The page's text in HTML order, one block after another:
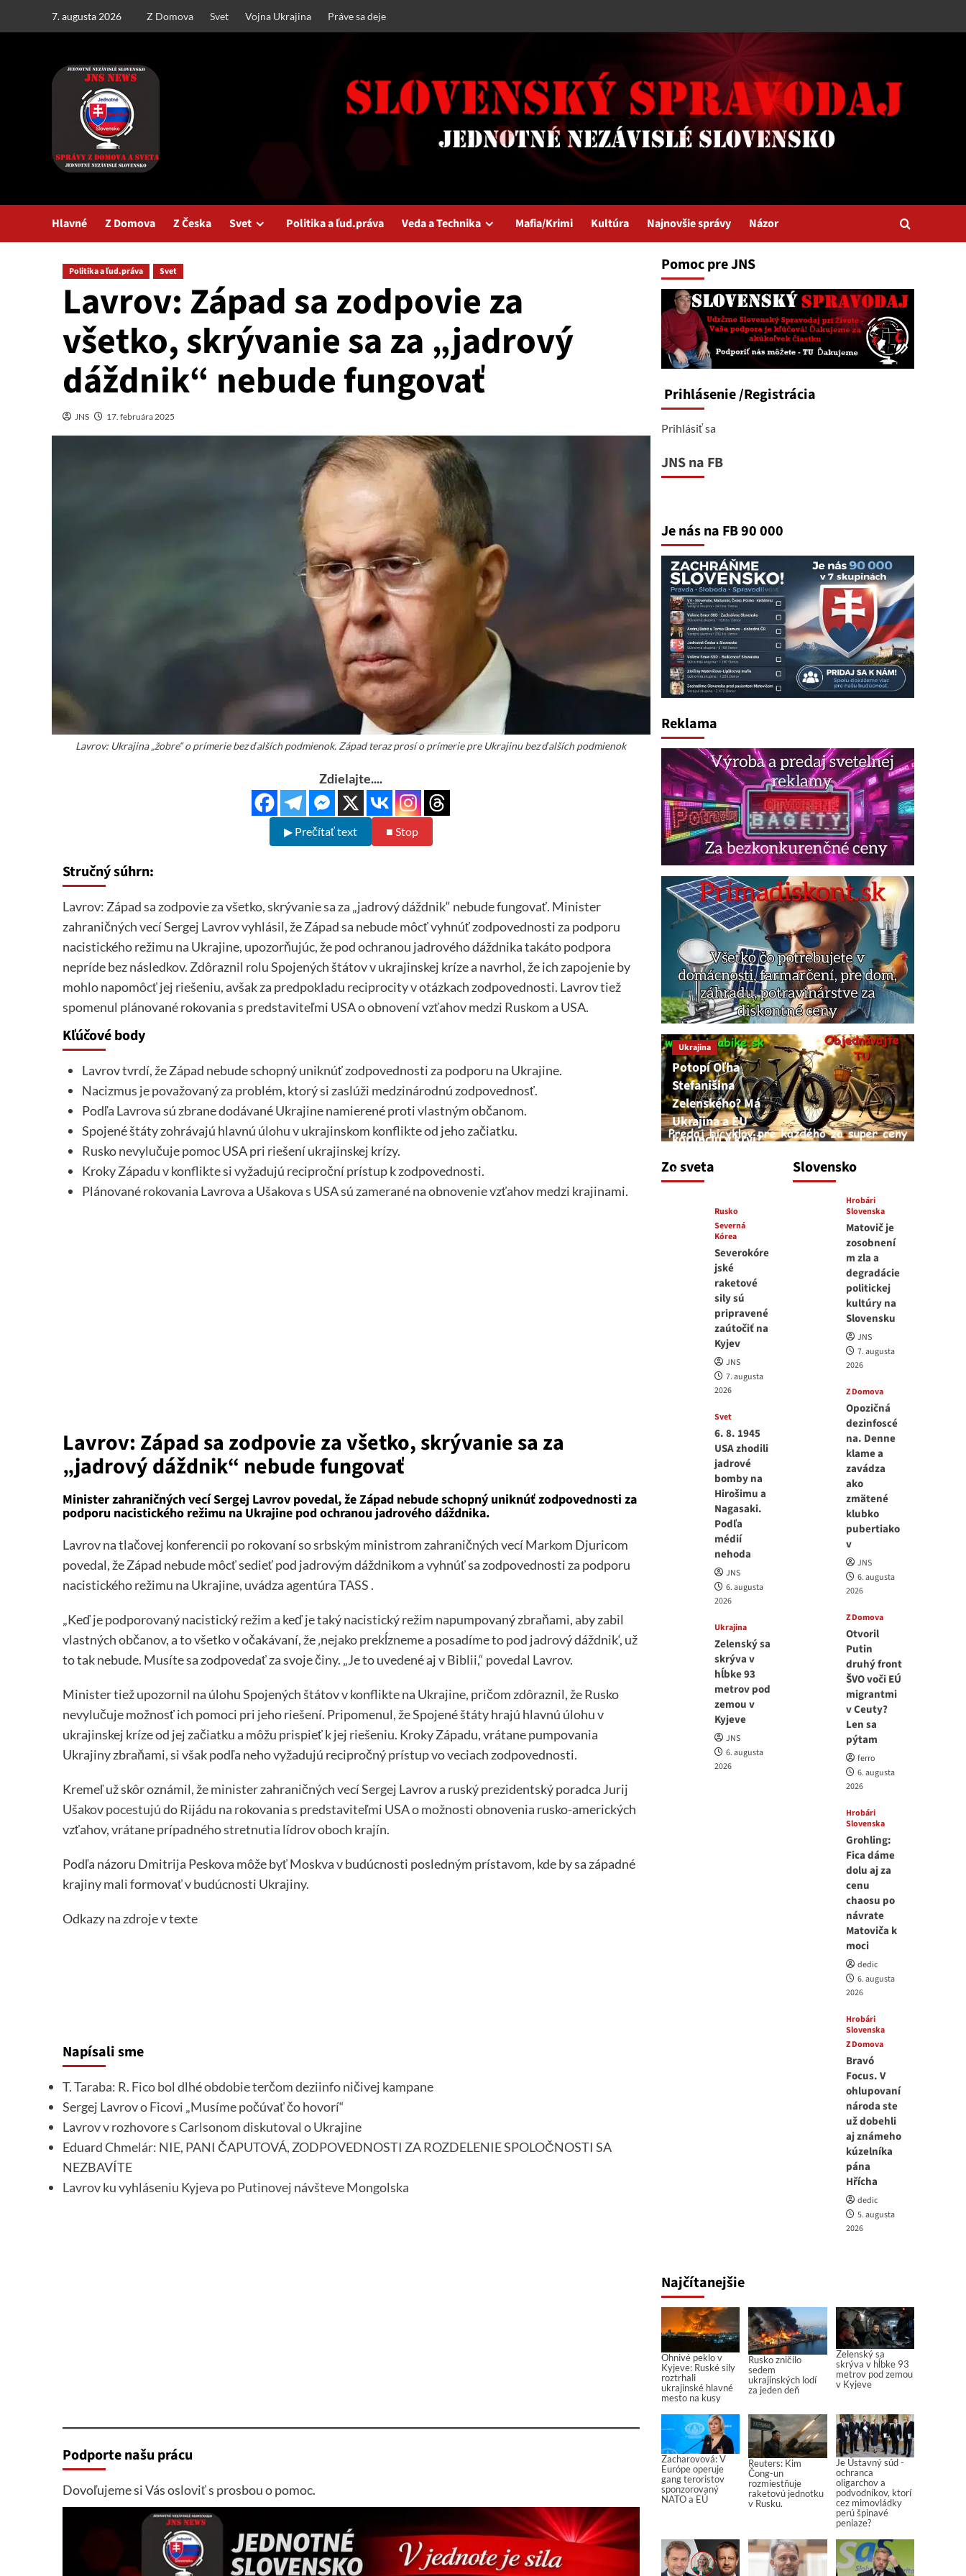
7. augusta 2026 Z Domova Svet Vojna Ukrajina Práve sa deje
Hlavné Z Domova Z Česka Svet Politika a ľud.práva Veda a Technika Mafia/Krimi Kultúra Najnovšie správy Názor
Politika a ľud.práva Svet
Lavrov: Západ sa zodpovie za
všetko, skrývanie sa za „jadrový
dáždnik“ nebude fungovať
JNS 17. februára 2025
Lavrov: Ukrajina „žobre“ o prímerie bez ďalších podmienok. Západ teraz prosí o prímerie pre Ukrajinu bez ďalších podmienok
Zdielajte....
▶ Prečítať text ■ Stop
Stručný súhrn:
Lavrov: Západ sa zodpovie za všetko, skrývanie sa za „jadrový dáždnik“ nebude fungovať. Minister
zahraničných vecí Sergej Lavrov vyhlásil, že Západ sa nebude môcť vyhnúť zodpovednosti za podporu
nacistického režimu na Ukrajine, upozorňujúc, že pod ochranou jadrového dáždnika takáto podpora
nepríde bez následkov. Zdôraznil rolu Spojených štátov v ukrajinskej kríze a navrhol, že ich zapojenie by
mohlo napomôcť jej riešeniu, avšak za predpokladu reciprocity v otázkach zodpovednosti. Lavrov tiež
spomenul plánované rokovania s predstaviteľmi USA o obnovení vzťahov medzi Ruskom a USA.
Kľúčové body
Lavrov tvrdí, že Západ nebude schopný uniknúť zodpovednosti za podporu na Ukrajine.
Nacizmus je považovaný za problém, ktorý si zaslúži medzinárodnú zodpovednosť.
Podľa Lavrova sú zbrane dodávané Ukrajine namierené proti vlastným občanom.
Spojené štáty zohrávajú hlavnú úlohu v ukrajinskom konflikte od jeho začiatku.
Rusko nevylučuje pomoc USA pri riešení ukrajinskej krízy.
Kroky Západu v konflikte si vyžadujú reciproční prístup k zodpovednosti.
Plánované rokovania Lavrova a Ušakova s USA sú zamerané na obnovenie vzťahov medzi krajinami.
Lavrov: Západ sa zodpovie za všetko, skrývanie sa za
„jadrový dáždnik“ nebude fungovať
Minister zahraničných vecí Sergej Lavrov povedal, že Západ nebude schopný uniknúť zodpovednosti za
podporu nacistického režimu na Ukrajine pod ochranou jadrového dáždnika.
Lavrov na tlačovej konferencii po rokovaní so srbským ministrom zahraničných vecí Markom Djuricom
povedal, že Západ nebude môcť sedieť pod jadrovým dáždnikom a vyhnúť sa zodpovednosti za podporu
nacistického režimu na Ukrajine, uvádza agentúra TASS .
„Keď je podporovaný nacistický režim a keď je taký nacistický režim napumpovaný zbraňami, aby zabil
vlastných občanov, a to všetko v očakávaní, že ‚nejako prekĺzneme a posadíme to pod jadrový dáždnik‘, už
to tak nebude. Musíte sa zodpovedať za svoje činy. „Je to uvedené aj v Biblii,“ povedal Lavrov.
Minister tiež upozornil na úlohu Spojených štátov v konflikte na Ukrajine, pričom zdôraznil, že Rusko
nevylučuje možnosť ich pomoci pri jeho riešení. Pripomenul, že Spojené štáty hrajú hlavnú úlohu v
ukrajinskej kríze od jej začiatku a môžu prispieť k jej riešeniu. Kroky Západu, vrátane pumpovania
Ukrajiny zbraňami, si však podľa neho vyžadujú recipročný prístup vo veciach zodpovednosti.
Kremeľ už skôr oznámil, že minister zahraničných vecí Sergej Lavrov a ruský prezidentský poradca Jurij
Ušakovpocestujúdo Rijádu na rokovania s predstaviteľmi USA o možnosti obnovenia rusko-amerických
vzťahov, vrátane prípadného stretnutia lídrov oboch krajín.
Podľa názoru Dmitrija Peskova môže byť Moskva v budúcnosti posledným prístavom, kde by sa západné
krajiny mali formovať v budúcnosti Ukrajiny.
Odkazy na zdroje v texte
Napísali sme
T. Taraba: R. Fico bol dlhé obdobie terčom deziinfo ničivej kampane
Sergej Lavrov o Ficovi „Musíme počúvať čo hovorí“
Lavrov v rozhovore s Carlsonom diskutoval o Ukrajine
Eduard Chmelár: NIE, PANI ČAPUTOVÁ, ZODPOVEDNOSTI ZA ROZDELENIE SPOLOČNOSTI SA
NEZBAVÍTE
Lavrov ku vyhláseniu Kyjeva po Putinovej návšteve Mongolska
Podporte našu prácu
Dovoľujeme si Vás osloviť s prosbou o pomoc.
Pomoc pre JNS
Prihlásenie/Registrácia
Prihlásiť sa
JNS na FB
Je nás na FB 90 000
Reklama
Zo sveta
Ukrajina
Potopí Oľha
Stefanišina
Zelenského? Má
Ukrajina a EU
korupciu v krvi?
7. augusta 2026
Rusko
Severná
Kórea
Severokóre
jské
raketové
sily sú
pripravené
zaútočiť na
Kyjev
JNS
7. augusta
2026
Svet
6. 8. 1945
USA zhodili
jadrové
bomby na
Hirošimu a
Nagasaki.
Podľa
médií
nehoda
JNS
6. augusta
2026
Ukrajina
Zelenský sa
skrýva v
hĺbke 93
metrov pod
zemou v
Kyjeve
JNS
6. augusta
2026
Slovensko
Hrobári
Slovenska
Matovič je
zosobnení
m zla a
degradácie
politickej
kultúry na
Slovensku
JNS
7. augusta
2026
Z Domova
Opozičná
dezinfoscé
na. Denne
klame a
zavádza
ako
zmätené
klubko
pubertiako
v
JNS
6. augusta
2026
Z Domova
Otvoril
Putin
druhý front
ŠVO voči EÚ
migrantmi
v Ceuty?
Len sa
pýtam
ferro
6. augusta
2026
Hrobári
Slovenska
Grohling:
Fica dáme
dolu aj za
cenu
chaosu po
návrate
Matoviča k
moci
dedic
6. augusta
2026
Hrobári
Slovenska
Z Domova
Bravó
Focus. V
ohlupovaní
národa ste
už dobehli
aj známeho
kúzelníka
pána
Hřícha
dedic
5. augusta
2026
Najčítanejšie
Ohnivé peklo v
Kyjeve: Ruské sily
roztrhali
ukrajinské hlavné
mesto na kusy
Rusko zničilo
sedem
ukrajinských lodí
za jeden deň
Zelenský sa
skrýva v hĺbke 93
metrov pod zemou
v Kyjeve
Zacharovová: V
Európe operuje
gang teroristov
sponzorovaný
NATO a EÚ
Reuters: Kim
Čong-un
rozmiestňuje
raketovú jednotku
v Rusku.
Je Ústavný súd -
ochranca
oligarchov a
podvodníkov, ktorí
cez mimovládky
perú špinavé
peniaze?